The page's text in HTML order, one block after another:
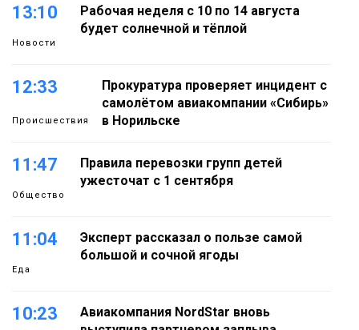
13:10
Новости
Рабочая неделя с 10 по 14 августа
будет солнечной и тёплой
12:33
Происшествия
Прокуратура проверяет инцидент с
самолётом авиакомпании «Сибирь»
в Норильске
11:47
Общество
Правила перевозки групп детей
ужесточат с 1 сентября
11:04
Еда
Эксперт рассказал о пользе самой
большой и сочной ягоды
10:23
Авиакомпания NordStar вновь